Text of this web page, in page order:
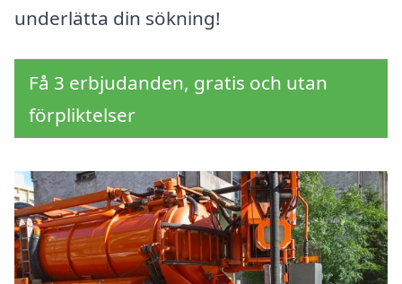
underlätta din sökning!
Få 3 erbjudanden, gratis och utan
förpliktelser